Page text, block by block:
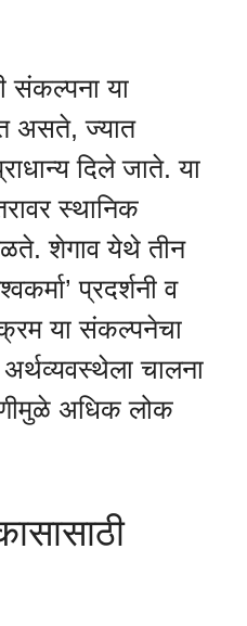
संकल्पना या
असते, ज्यात
दिले जाते. या
स्थानिक
शेगाव येथे तीन
प्रदर्शनी व
या संकल्पनेचा
चालना
अधिक लोक